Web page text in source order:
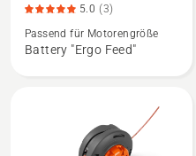
Husqvarna
Trimmerkopf
ErgoFeed
5.0 (3)
Passend für Motorengröße
Battery "Ergo Feed"